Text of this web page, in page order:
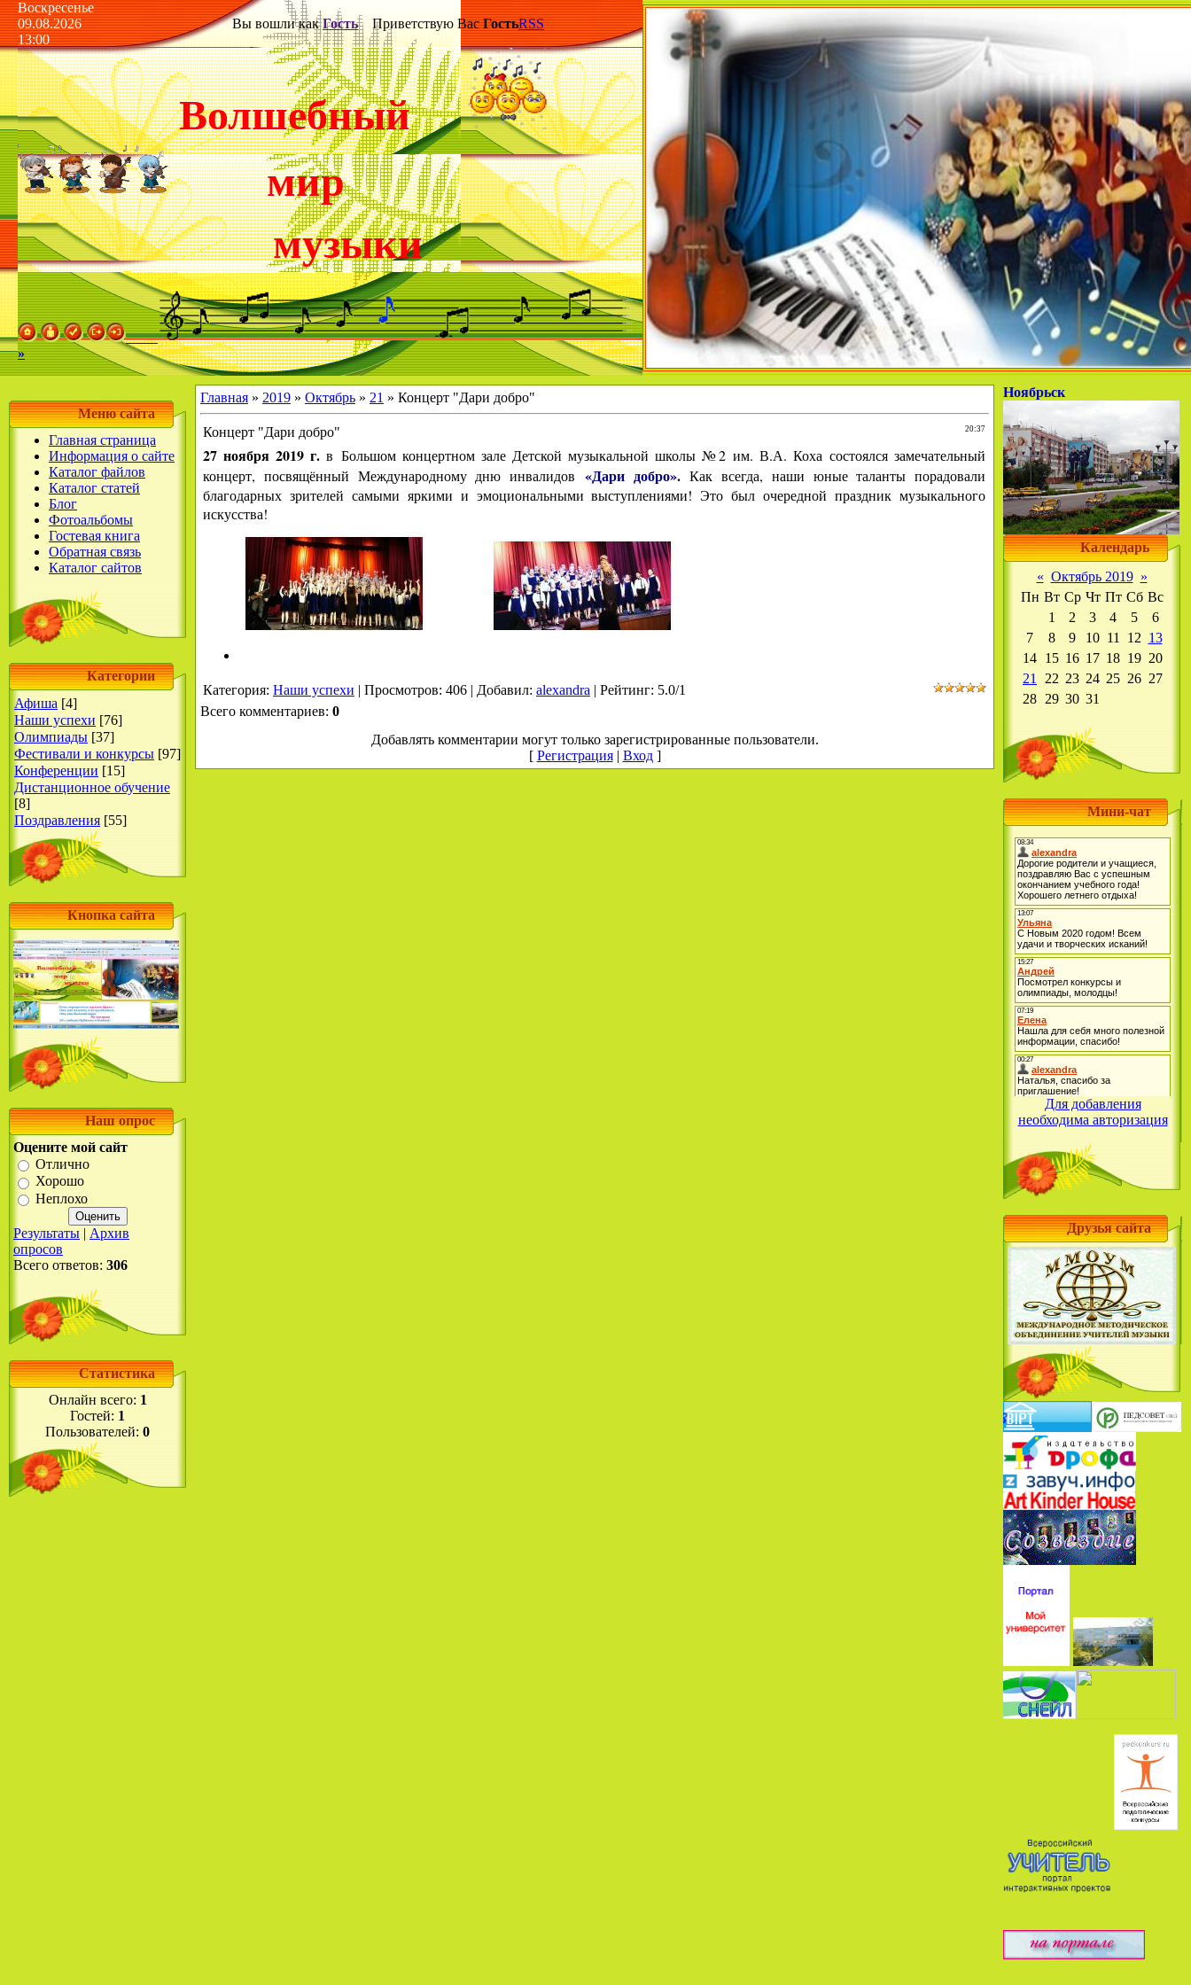
Воскресенье
09.08.2026
13:00
Вы вошли как ГостьПриветствую Вас ГостьRSS
Волшебный
мир
музыки
»
Меню сайта
Главная страница
Информация о сайте
Каталог файлов
Каталог статей
Блог
Фотоальбомы
Гостевая книга
Обратная связь
Каталог сайтов
Категории
Афиша [4]
Наши успехи [76]
Олимпиады [37]
Фестивали и конкурсы [97]
Конференции [15]
Дистанционное обучение
[8]
Поздравления [55]
Кнопка сайта
Наш опрос
Оцените мой сайт
Отлично
Хорошо
Неплохо
Результаты | Архив
опросов
Всего ответов: 306
Статистика
Онлайн всего: 1
Гостей: 1
Пользователей: 0
Главная » 2019 » Октябрь » 21 » Концерт "Дари добро"
20:37
Концерт "Дари добро"
27 ноября 2019 г. в Большом концертном зале Детской музыкальной школы №2 им. В.А. Коха состоялся замечательный
концерт, посвящённый Международному дню инвалидов «Дари добро».Как всегда, наши юные таланты порадовали
благодарных зрителей самыми яркими и эмоциональными выступлениями! Это был очередной праздник музыкального
искусства!
Категория: Наши успехи | Просмотров: 406 | Добавил: alexandra | Рейтинг: 5.0/1
Всего комментариев: 0
Добавлять комментарии могут только зарегистрированные пользователи.
[ Регистрация| Вход]
Ноябрьск
Календарь
« Октябрь 2019 »
Пн Вт Ср Чт Пт Сб Вс
1
2 3 4 5
6
7
8 9 10 11 12 13
14 15 16 17 18 19 20
21
22 23 24 25 26 27
28 29 30 31
Мини-чат
Для добавления
необходима авторизация
Друзья сайта